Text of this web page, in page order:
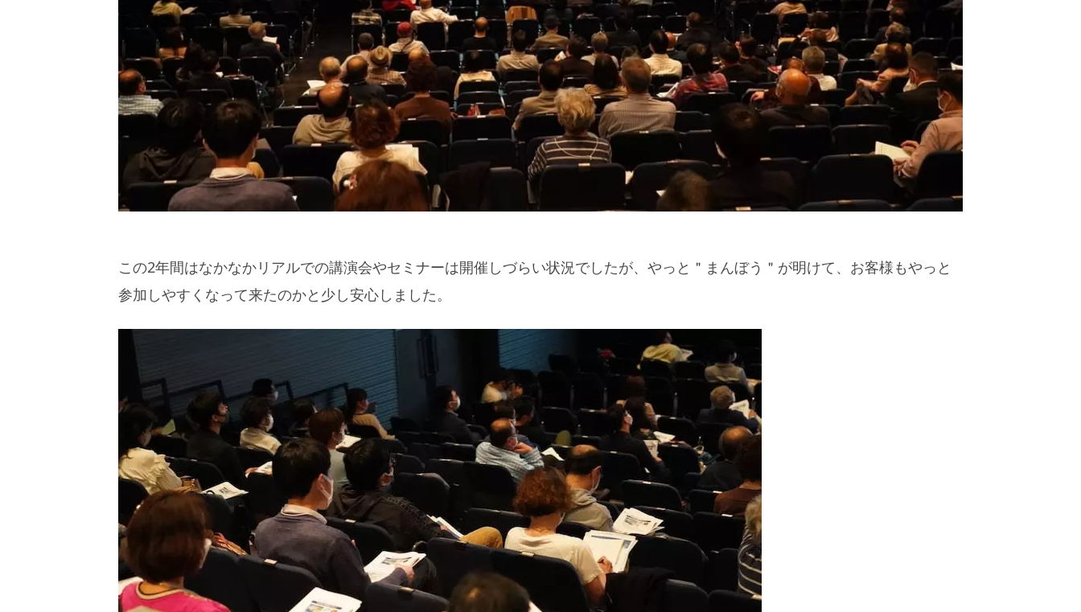
この2年間はなかなかリアルでの講演会やセミナーは開催しづらい状況でしたが、やっと＂まんぼう＂が明けて、お客様もやっと
参加しやすくなって来たのかと少し安心しました。